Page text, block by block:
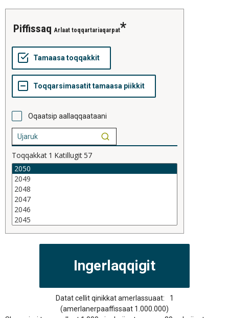
piffissaq Arlaat toqqartariaqarpat
Oqaatsip aallaqqaataani
Toqqakkat 1 Katillugit57
Datat cellit qinikkat amerlassuaat:
1
(amerlanerpaaffissaat 1.000.000)